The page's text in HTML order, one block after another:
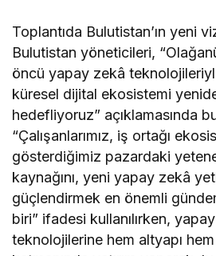
Toplantıda Bulutistan’ın yeni
Bulutistan yöneticileri,
öncü yapay zekâ
küresel dijital ekosistemi
hedefliyoruz” açıklamasında
“Çalışanlarımız, iş ortağı
gösterdiğimiz pazardaki
kaynağını, yeni yapay zekâ
güçlendirmek en önemli
biri” ifadesi kullanılırken,
teknolojilerine hem altyapı